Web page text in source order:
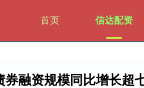
首页 信达配资
融资规模同比增长超